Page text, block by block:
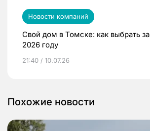
Новости компаний
Свой дом в Томске: как выбрать
2026 году
21:40 / 10.07.26
Похожие новости